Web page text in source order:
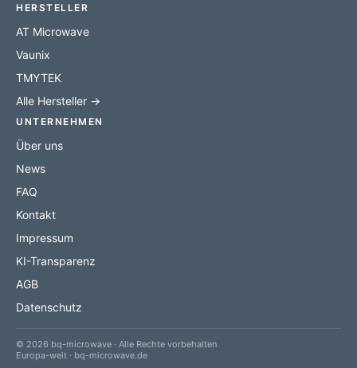
HERSTELLER
AT Microwave
Vaunix
TMYTEK
Alle Hersteller →
UNTERNEHMEN
Über uns
News
FAQ
Kontakt
Impressum
KI-Transparenz
AGB
Datenschutz
© 2026 bq-microwave · Alle Rechte vorbehalten
Europa-weit · bq-microwave.de